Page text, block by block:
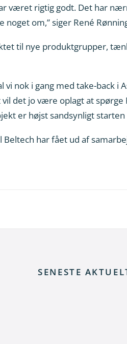
været rigtig godt. Det har
om,” siger René
til nye produktgrupper,
vi nok i gang med take-back i
det jo være oplagt at spørge
er højst sandsynligt
har fået ud af
SENESTE